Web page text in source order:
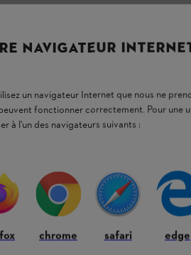
NAVIGATEUR
un navigateur Internet que nous ne
fonctionner correctement. Pour une
à l'un des navigateurs suivants :
chrome safari edge